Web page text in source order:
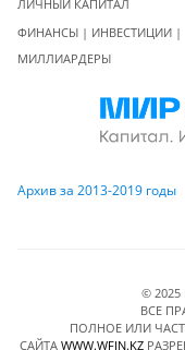
ЛИЧНЫЙ КАПИТАЛ
ФИНАНСЫ | ИНВЕСТИЦИИ |
МИЛЛИАРДЕРЫ
Архив за 2013-2019 годы
©
ВСЕ
ПОЛНОЕ ИЛИ
САЙТА WWW.WFIN.KZ